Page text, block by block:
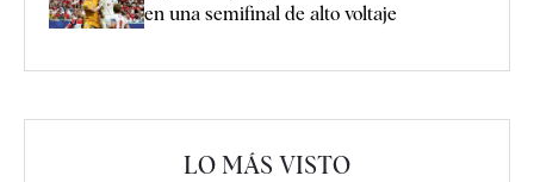
en una semifinal de alto voltaje
LO MÁS VISTO